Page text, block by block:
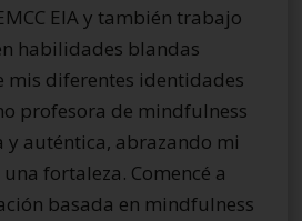
EIA y también trabajo
habilidades blandas
mis diferentes identidades
profesora de mindfulness
y auténtica, abrazando mi
fortaleza. Comencé a
basada en mindfulness